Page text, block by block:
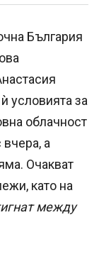
България
условията за
облачност
а
Очакват
като на
между